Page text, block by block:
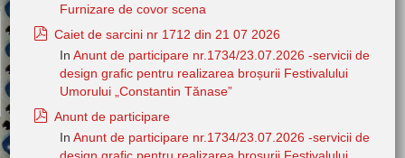
Furnizare de covor scena
pdf
Caiet de sarcini nr 1712 din 21 07 2026
InAnunt de participare nr.1734/23.07.2026 -servicii de
design grafic pentru realizarea broșurii Festivalului
Umorului „Constantin Tănase”
pdf
Anunt de participare
InAnunt de participare nr.1734/23.07.2026 -servicii de